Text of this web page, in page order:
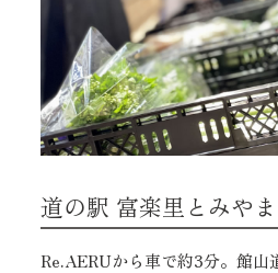
道の駅 富楽里とみやま
Re.AERUから車で約3分。館山